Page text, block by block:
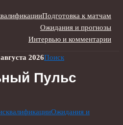
Подготовка к матчам
Ожидания и прогнозы
Интервью и комментарии
2026Поиск
Ожидания и